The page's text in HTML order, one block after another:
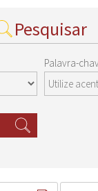
Pesquisar
Palavra-